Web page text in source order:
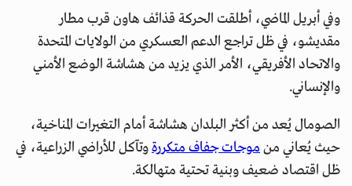
وفي أبريل الماضي، أطلقت الحركة قذائف هاون قرب مطار
مقديشو، في ظل تراجع الدعم العسكري من الولايات المتحدة
والاتحاد الأفريقي، الأمر الذي يزيد من هشاشة الوضع الأمني
والإنساني.
الصومال يُعد من أكثر البلدان هشاشة أمام التغيرات المناخية،
حيث يُعاني منموجات جفاف متكررةوتآكل للأراضي الزراعية، في
ظل اقتصاد ضعيف وبنية تحتية متهالكة.